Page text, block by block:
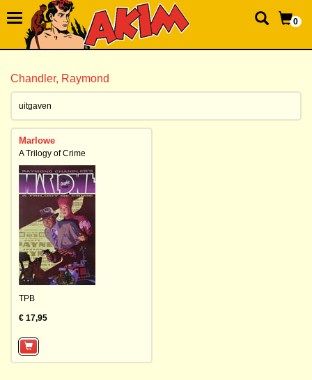
0
Chandler, Raymond
uitgaven
Marlowe
A Trilogy of Crime
TPB
€ 17,95